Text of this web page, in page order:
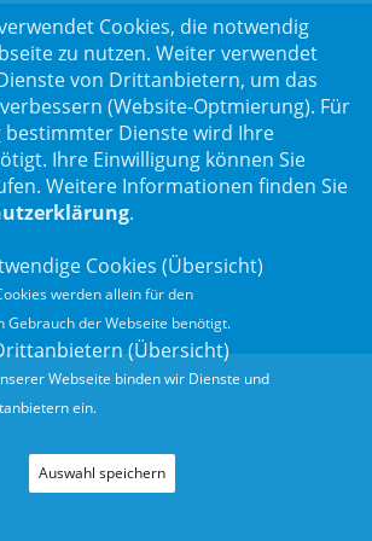
Cookies, die notwendig
zu nutzen. Weiter verwendet
von Drittanbietern, um das
(Website-Optmierung). Für
bestimmter Dienste wird Ihre
Ihre Einwilligung können Sie
Weitere Informationen finden Sie
.
Cookies (Übersicht)
werden allein für den
Gebrauch der Webseite benötigt.
(Übersicht)
Webseite binden wir Dienste und
ein.
Auswahl speichern